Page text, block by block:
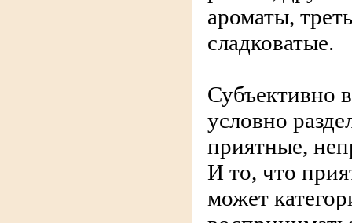
ароматы,
сладковатые.
Субъективно
условно
приятные,
И то, что
может